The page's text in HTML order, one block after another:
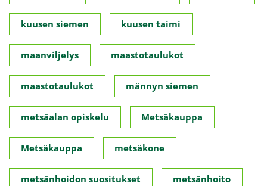
kuusen siemen kuusen taimi
maanviljelys maastotaulukot
maastotaulukot männyn siemen
metsäalan opiskelu Metsäkauppa
Metsäkauppa metsäkone
metsänhoidon suositukset metsänhoito